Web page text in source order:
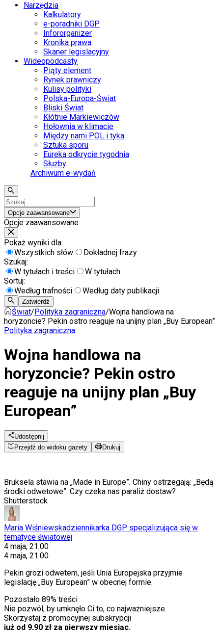
Narzędzia
Kalkulatory
e-poradniki DGP
Infororganizer
Kronika prawa
Skaner legislacyjny
Wideopodcasty
Piąty element
Rynek prawniczy
Kulisy polityki
Polska-Europa-Świat
Bliski Świat
Kłótnie Markiewiczów
Hołownia w klimacie
Między nami POL i tyka
Sztuka sporu
Eureka odkrycie tygodnia
Służby
Archiwum e-wydań
Opcje zaawansowane
Opcje zaawansowane
Pokaż wyniki dla:
Wszystkich słów
Dokładnej frazy
Szukaj:
W tytułach i treści
W tytułach
Sortuj:
Według trafności
Według daty publikacji
Zatwierdź
Świat/Polityka zagraniczna/Wojna handlowa na
horyzoncie? Pekin ostro reaguje na unijny plan „Buy European”
Polityka zagraniczna
Wojna handlowa na
horyzoncie? Pekin ostro
reaguje na unijny plan „Buy
European”
Udostępnij
Przejdź do widoku gazety
Drukuj
Bruksela stawia na „Made in Europe”. Chiny ostrzegają: „Będą
środki odwetowe”. Czy czeka nas paraliż dostaw?
Shutterstock
Maria Wiśniewskadziennikarka DGP specjalizująca się w
tematyce światowej
4 maja, 21:00
4 maja, 21:00
Pekin grozi odwetem, jeśli Unia Europejska przyjmie
legislację „Buy European” w obecnej formie.
Pozostało 89% treści
Nie pozwól, by umknęło Ci to, co najważniejsze.
Skorzystaj z promocyjnej subskrypcji
już od 9,90 zł za pierwszy miesiąc.